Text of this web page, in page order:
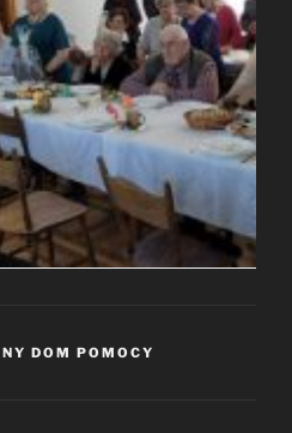
DOM POMOCY